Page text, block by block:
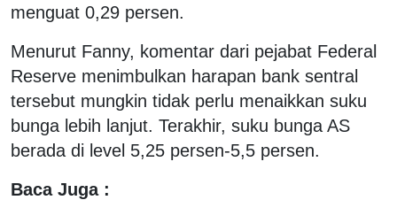
menguat 0,29 persen.
Menurut Fanny, komentar dari pejabat Federal
Reserve menimbulkan harapan bank sentral
tersebut mungkin tidak perlu menaikkan suku
bunga lebih lanjut. Terakhir, suku bunga AS
berada di level 5,25 persen-5,5 persen.
Baca Juga :